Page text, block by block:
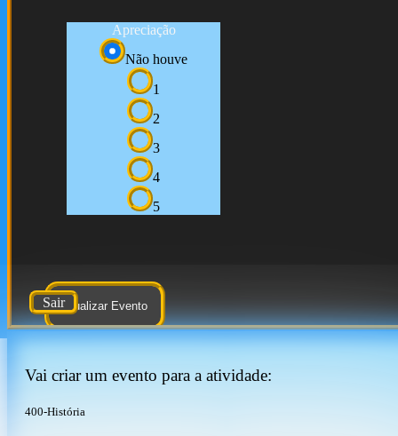
Apreciação
Não houve
1
2
3
4
5
Atualizar Evento
Sair
Vai criar um evento para a atividade:
400-História